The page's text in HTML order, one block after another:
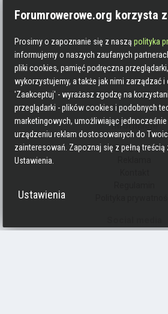
Informacje
Zasady pisania
Forumrowerowe.org korzysta
Prosimy o zapoznanie się z nasząpolityka
informujemy o naszych zaufanych
pliki cookies, pamięć podręczna
wykorzystujemy, a także jak nimi zarządzać i
'Zaakceptuj' - wyrażasz zgodzę na
przeglądarki - plików cookies i podobnych
marketingowych, umożliwiając
urządzeniu reklam dostosowanych do
zainteresowań. Zapoznaj się z pełną
Ustawienia.
Ustawienia